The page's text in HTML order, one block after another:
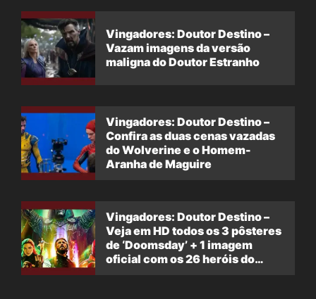
Vingadores: Doutor Destino –
Vazam imagens da versão
maligna do Doutor Estranho
Vingadores: Doutor Destino –
Confira as duas cenas vazadas
do Wolverine e o Homem-
Aranha de Maguire
Vingadores: Doutor Destino –
Veja em HD todos os 3 pôsteres
de ‘Doomsday’ + 1 imagem
oficial com os 26 heróis do